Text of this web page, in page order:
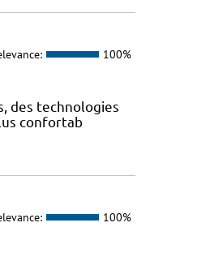
100%
des technologies
confortab
100%